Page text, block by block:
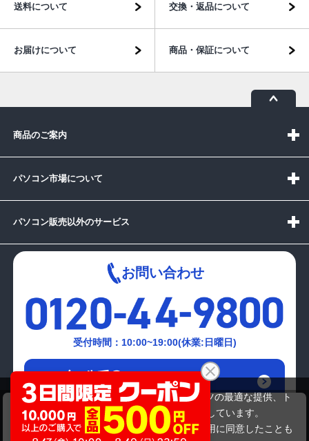
NEC PC-LS150CS1YW
商品価格 38,280円
送料について 交換・返品について
お届けについて 商品・保証について
商品のご案内
パソコン市場について
パソコン販売以外のサービス
お問い合わせ
受付時間：10:00~19:00(休業:日曜日)
メールでの
お問い合わせはこちら
当サイトでは利用体験の向上およびコンテンツの最適な提供、ト
ラフィックの分析を目的としてCookieを使用しています。
サイトの閲覧を継続された場合、Cookieの利用に同意したことも